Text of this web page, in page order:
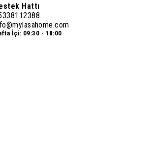
Hattı
İçi: 09:30 - 18:00